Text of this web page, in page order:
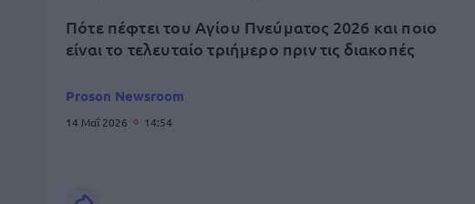
Πότε πέφτει του Αγίου Πνεύματος 2026 και ποιο
είναι το τελευταίο τριήμερο πριν τις διακοπές
Proson Newsroom
14 Μαΐ 2026 14:54